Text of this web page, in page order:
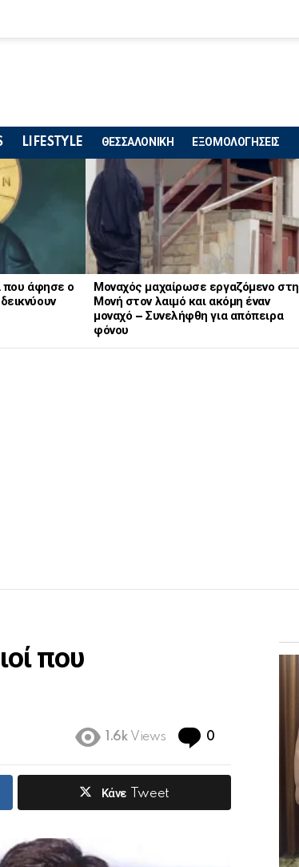
LIFESTYLE ΘΕΣΣΑΛΟΝΙΚΗ ΕΞΟΜΟΛΟΓΗΣΕΙΣ
που άφησε ο
Μοναχός μαχαίρωσε εργαζόμενο στη
Μονή στον λαιμό και ακόμη έναν
μοναχό – Συνελήφθη για απόπειρα
φόνου
που
1.6k Views 0
Κάνε Tweet